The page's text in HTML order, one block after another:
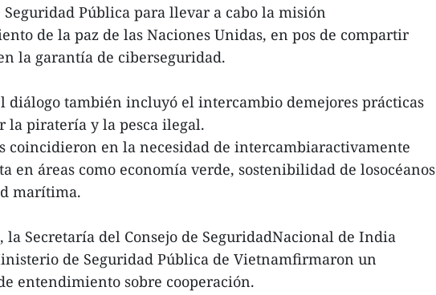
Pública para llevar a cabo la misión
de la paz de las Naciones Unidas, en pos de compartir
la garantía de ciberseguridad.
diálogo también incluyó el intercambio demejores prácticas
la piratería y la pesca ilegal.
coincidieron en la necesidad de intercambiaractivamente
en áreas como economía verde, sostenibilidad de losocéanos
marítima.
la Secretaría del Consejo de SeguridadNacional de India
de Seguridad Pública de Vietnamfirmaron un
entendimiento sobre cooperación.